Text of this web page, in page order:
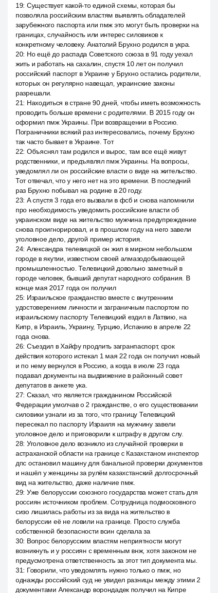
19: Существует какой-то единой схемы, которая бы
позволяла российским властям выявлять обладателей
зарубежного паспорта или пмж это могут быть проверки на
границах, случайность или интерес силовиков к
конкретному человеку. Анатолий Брухно родился в укра.
20: Но ещё до распада Советского союза в 91 году уехал
жить и работать на сахалин, спустя 10 лет он получил
российский паспорт в Украине у Брухно остались родители,
которых он регулярно навещал, украинские законы
разрешали.
21: Находиться в стране 90 дней, чтобы иметь возможность
проводить больше времени с родителями. В 2015 году он
оформил пмж Украины. При возвращении в Россию.
Пограничники всякий раз интересовались, почему Брухно
так часто бывает в Украине. Тот
22: Объяснял там родился и вырос, там все ещё живут
родственники, и предъявлял пмж Украины. На вопросы,
уведомлял ли он российские власти о виде на жительство.
Тот отвечал, что у него нет на это времени. В последний
раз Брухно побывал на родине в 20 году.
23: А спустя 3 года его вызвали в фсб и снова напомнили
про необходимость уведомить российские власти об
украинском виде на жительство мужчина предупреждение
снова проигнорировал, и в прошлом году на него завели
уголовное дело, другой пример история.
24: Александра телевицкой он жил в мирном небольшом
городе в якутии, известном своей алмазодобывающей
промышленностью. Телевицкий довольно заметный в
городе человек, бывший депутат народного собрания. В
конце мая 2017 года он получил
25: Израильское гражданство вместе с внутренним
удостоверением личности и заграничным паспортом по
израильскому паспорту Телевицкий ездил в Латвию, на
Кипр, в Израиль, Украину, Турцию, Испанию в апреле 22
года снова.
26: Съездил в Хайфу продлить загранпаспорт, срок
действия которого истекал 1 мая 22 года он получил новый
и по нему вернулся в Россию, а когда в июле 23 года
подавал документы на выдвижение в районный совет
депутатов в анкете ука.
27: Сказал, что является гражданином Российской
Федерации умолчав о 2 гражданстве, о его существовании
силовики узнали из за того, что границу Телевицкий
пересекал по паспорту Израиля на мужчину завели
уголовное дело и приговорили к штрафу в другом слу.
28: Уголовное дело возникло из случайной проверки в
астраханской области на границе с Казахстаном инспектор
дпс остановил машину для банальной проверки документов
и нашёл у женщины за рулём казахстанский долгосрочный
вид на жительство, даже наличие пмж.
29: Уже белоруссии союзного государства может стать для
россиян источником проблем. Сотрудница подмосковного
сизо лишилась работы из за вида на жительство в
белоруссии её не ловили на границе. Просто служба
собственной безопасности всин сделала за
30: Вопрос белорусским властям неприятности могут
возникнуть и у россиян с временным внж, хотя законом не
предусмотрена ответственность за этот тип документа мы.
31: Говорили, что уведомлять нужно только о пмж, но
однажды российский суд не увидел разницы между этими 2
документами Александр ворондадек получил на Кипре